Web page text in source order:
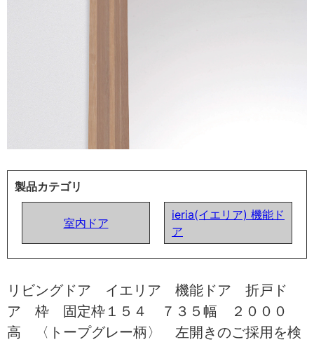
製品カテゴリ
室内ドア
ieria(イエリア) 機能ド
ア
リビングドア イエリア 機能ドア 折戸ド
ア 枠 固定枠１５４ ７３５幅 ２０００
高 〈トープグレー柄〉 左開きのご採用を検